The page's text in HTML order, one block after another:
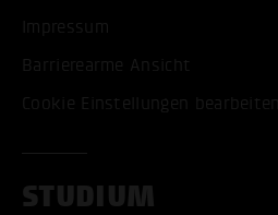
Impressum
Barrierearme Ansicht
Cookie Einstellungen bearbeiten
STUDIUM